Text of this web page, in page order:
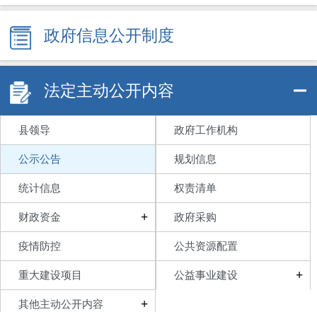
政府信息公开制度
法定主动公开内容
县领导 政府工作机构
公示公告 规划信息
统计信息 权责清单
财政资金 + 政府采购
疫情防控 公共资源配置
重大建设项目 公益事业建设 +
其他主动公开内容 +